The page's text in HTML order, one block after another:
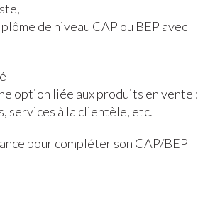
de niveau CAP ou BEP avec
option liée aux produits en vente :
services à la clientèle, etc.
pour compléter son CAP/BEP